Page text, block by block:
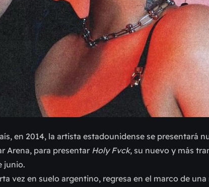
en 2014, la artista estadounidense se presentará
Arena, para presentar Holy Fvck, su nuevo y más
junio.
vez en suelo argentino, regresa en el marco de